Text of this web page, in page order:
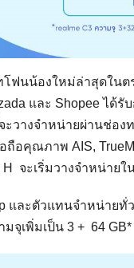
นน้องใหม่ล่าสุดในต
และ Shopee ได้
วางจำหน่ายผ่านช่อ
คุณภาพ AIS,
จะเริ่มวางจำหน่าย
และตัวแทนจำหน่าย
มจุเพิ่มเป็น 3 + 64